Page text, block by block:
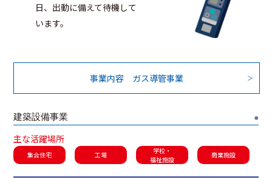
日、出動に備えて待機して
います。
事業内容 ガス導管事業
●
建築設備事業
主な活躍場所
集合住宅 工場
学校・
福祉施設
商業施設